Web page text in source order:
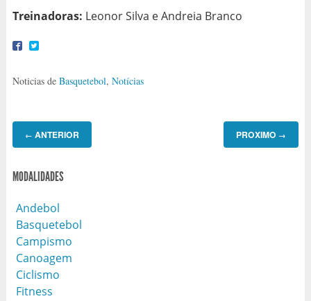
Treinadoras: Leonor Silva e Andreia Branco
Noticias de Basquetebol, Notícias
← ANTERIOR PROXIMO →
MODALIDADES
Andebol
Basquetebol
Campismo
Canoagem
Ciclismo
Fitness